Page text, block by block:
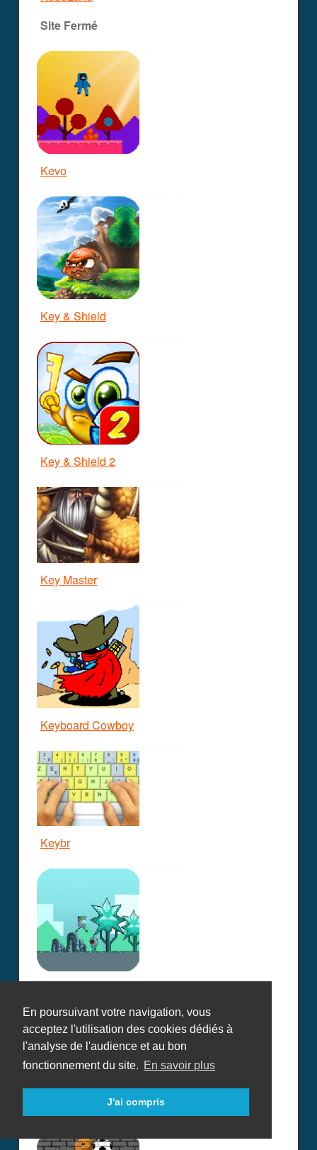
En poursuivant votre navigation, vous
acceptez l'utilisation des cookies dédiés à
l'analyse de l'audience et au bon
fonctionnement du site. En savoir plus
J'ai compris
Site Fermé
Kevo
Key & Shield
Key & Shield 2
Key Master
Keyboard Cowboy
Keybr